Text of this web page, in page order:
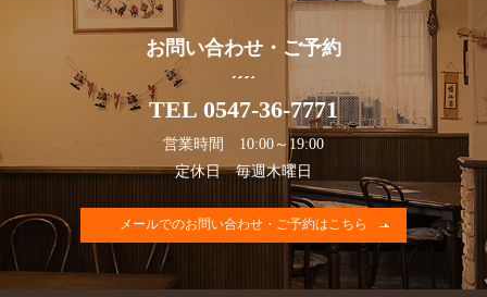
お問い合わせ・ご予約
TEL 0547-36-7771
営業時間 10:00～19:00
定休日 毎週木曜日
メールでのお問い合わせ・ご予約はこちら